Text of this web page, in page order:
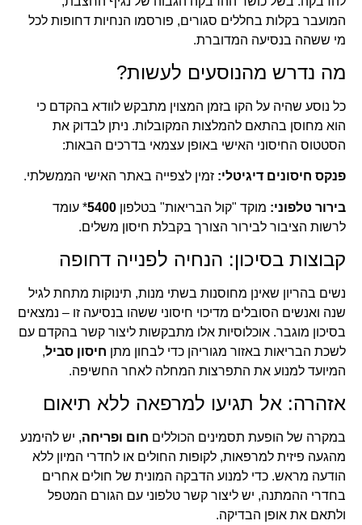
המועבר בקלות בחללים סגורים, פורסמו הנחיות דחופות לכל
מי ששהה בנסיעה המדוברת.
מה נדרש מהנוסעים לעשות?
כל נוסע שהיה על הקו בזמן המצוין מתבקש לוודא בהקדם כי
הוא מחוסן בהתאם להמלצות המקובלות. ניתן לבדוק את
הסטטוס החיסוני האישי באופן עצמאי בדרכים הבאות:
פנקס חיסונים דיגיטלי: זמין לצפייה באתר האישי הממשלתי.
בירור טלפוני: מוקד "קול הבריאות" בטלפון 5400* עומד
לרשות הציבור לבירור הצורך בקבלת חיסון משלים.
קבוצות בסיכון: הנחיה לפנייה דחופה
נשים בהריון שאינן מחוסנות בשתי מנות, תינוקות מתחת לגיל
שנה ואנשים הסובלים מדיכוי חיסוני ששהו בנסיעה זו – נמצאים
בסיכון מוגבר. אוכלוסיות אלו מתבקשות ליצור קשר בהקדם עם
לשכת הבריאות באזור מגוריהן כדי לבחון מתן חיסון סביל,
המיועד למנוע את התפרצות המחלה לאחר החשיפה.
אזהרה: אל תגיעו למרפאה ללא תיאום
במקרה של הופעת תסמינים הכוללים חום ופריחה, יש להימנע
מהגעה פיזית למרפאות, לקופות החולים או לחדרי המיון ללא
הודעה מראש. כדי למנוע הדבקה המונית של חולים אחרים
בחדרי ההמתנה, יש ליצור קשר טלפוני עם הגורם המטפל
ולתאם את אופן הבדיקה.